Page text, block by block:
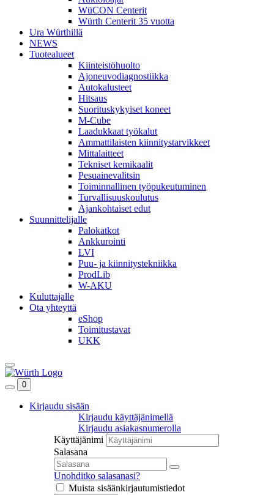
WüCON Centerit
Würth Centerit 35 vuotta
Ura Würthillä
NEWS
Tuotealueet
Kiinteistöhuolto
Ajoneuvodiagnostiikka
Autokalusteet
Hitsaus
Suorituskykyiset koneet
M-Cube
Laadukkaat työkalut
Ammattilaisten kiinnitystarvikkeet
Mittalaitteet
Tekniset kemikaalit
Pesuainevalitsin
Toiminnallinen työpukeutuminen
Turvallisuuskoulutus
Ajankohtaiset edut
Suunnittelijalle
Palokatkot
Ankkurointi
LVI
Puu- ja kiinnitystekniikka
ProdLib
W-AKU
Kuluttajalle
Ota yhteyttä
eShop
Toimitustavat
UKK
0
Kirjaudu sisään
Kirjaudu käyttäjänimellä
Kirjaudu asiakasnumerolla
Käyttäjänimi
Salasana
Unohditko salasanasi?
Muista sisäänkirjautumistiedot